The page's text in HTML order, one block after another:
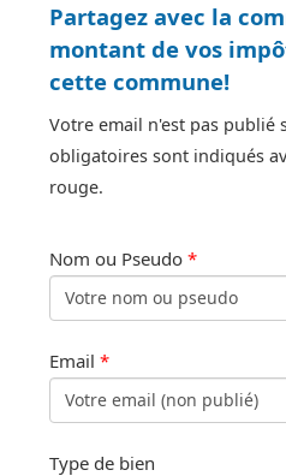
Partagez avec la
montant de vos
cette commune!
Votre email n'est pas publié
obligatoires sont indiqués
rouge.
Nom ou Pseudo *
Email *
Type de bien